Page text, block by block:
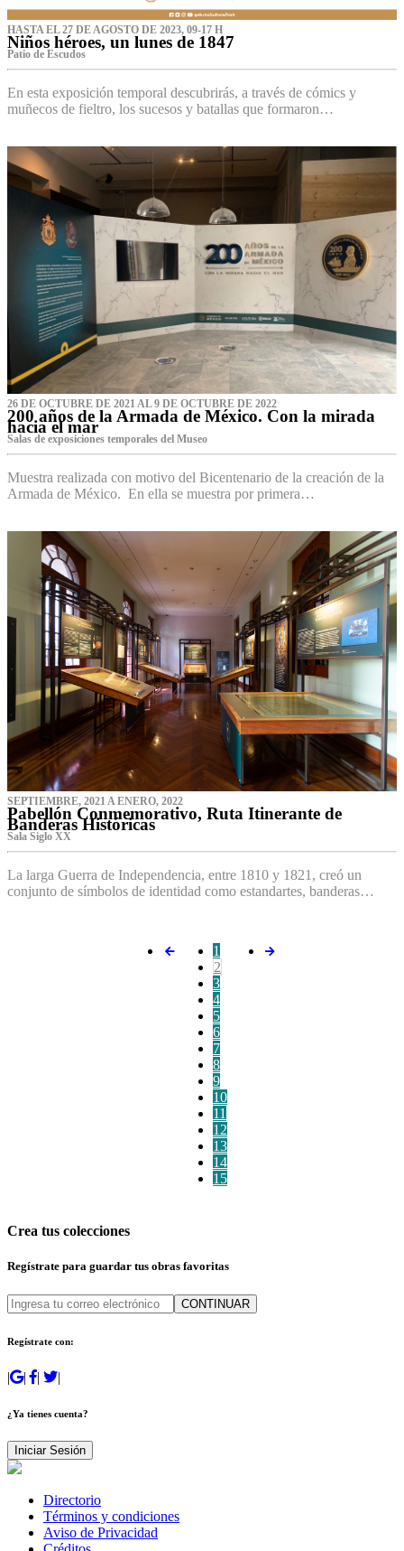
HASTA EL 27 DE AGOSTO DE 2023, 09-17 H
Niños héroes, un lunes de 1847
Patio de Escudos
En esta exposición temporal descubrirás, a través de cómics y
muñecos de fieltro, los sucesos y batallas que formaron…
26 DE OCTUBRE DE 2021 AL 9 DE OCTUBRE DE 2022
200 años de la Armada de México. Con la mirada
hacia el mar
Salas de exposiciones temporales del Museo‌
Muestra realizada con motivo del Bicentenario de la creación de la
Armada de México. En ella se muestra por primera…
SEPTIEMBRE, 2021 A ENERO, 2022
Pabellón Conmemorativo, Ruta Itinerante de
Banderas Históricas
Sala Siglo XX
La larga Guerra de Independencia, entre 1810 y 1821, creó un
conjunto de símbolos de identidad como estandartes, banderas…
1
2
3
4
5
6
7
8
9
10
11
12
13
14
15
Crea tus colecciones
Regístrate para guardar tus obras favoritas
CONTINUAR
Regístrate con:
| | | |
¿Ya tienes cuenta?
Iniciar Sesión
Directorio
Términos y condiciones
Aviso de Privacidad